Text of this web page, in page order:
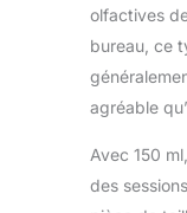
olfactives
bureau, ce
agréable
Avec 150
des